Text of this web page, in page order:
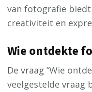
van fotografie
creativiteit en
Wie ontdekte
De vraag “Wie
veelgestelde vraag